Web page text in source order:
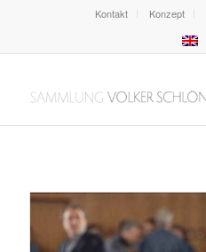
Kontakt Konzept